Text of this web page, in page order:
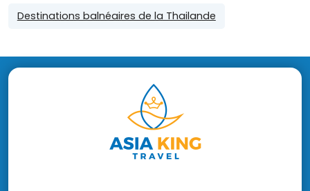
Destinations balnéaires de la Thailande